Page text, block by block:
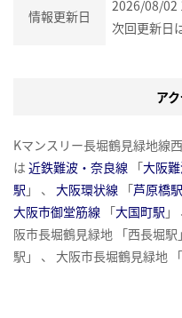
情報更新日
2026/08/02
次回更新日
ア
Kマンスリー長堀鶴見緑地線
は 近鉄難波・奈良線 「大阪
駅 」 、 大阪環状線 「芦原橋駅
大阪市御堂筋線 「大国町駅
阪市長堀鶴見緑地 「西長堀
駅」 、 大阪市長堀鶴見緑地